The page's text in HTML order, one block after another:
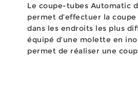
Le coupe-tubes Automatic
permet d’effectuer la
dans les endroits les plus
équipé d’une molette en
permet de réaliser une